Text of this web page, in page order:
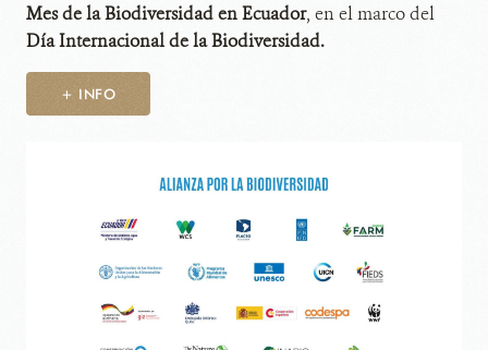
Mes de la Biodiversidad en Ecuador, en el marco del
Día Internacional de la Biodiversidad.
+ INFO